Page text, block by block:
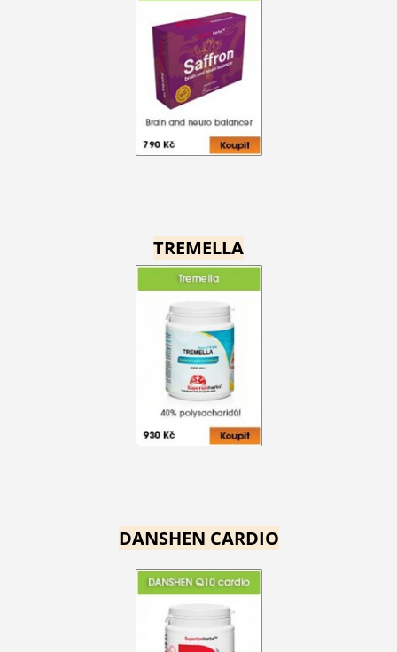
TREMELLA
DANSHEN CARDIO